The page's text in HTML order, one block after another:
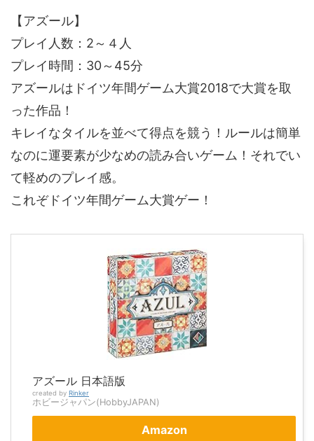
【アズール】
プレイ人数：2～４人
プレイ時間：30～45分
アズールはドイツ年間ゲーム大賞2018で大賞を取
った作品！
キレイなタイルを並べて得点を競う！ルールは簡単
なのに運要素が少なめの読み合いゲーム！それでい
て軽めのプレイ感。
これぞドイツ年間ゲーム大賞ゲー！
アズール 日本語版
created by Rinker
ホビージャパン(HobbyJAPAN)
Amazon